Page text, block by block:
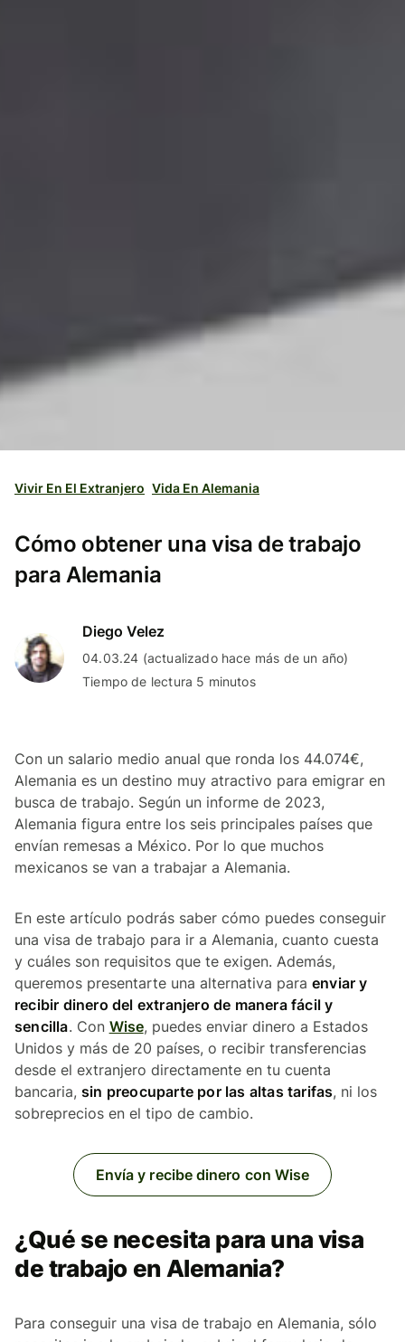
Vivir En El Extranjero Vida En Alemania
Cómo obtener una visa de trabajo
para Alemania
Diego Velez
04.03.24 (actualizado hace más de un año)
Tiempo de lectura 5 minutos
Con un salario medio anual que ronda los 44.074€,
Alemania es un destino muy atractivo para emigrar en
busca de trabajo. Según un informe de 2023,
Alemania figura entre los seis principales países que
envían remesas a México. Por lo que muchos
mexicanos se van a trabajar a Alemania.
En este artículo podrás saber cómo puedes conseguir
una visa de trabajo para ir a Alemania, cuanto cuesta
y cuáles son requisitos que te exigen. Además,
queremos presentarte una alternativa para enviar y
recibir dinero del extranjero de manera fácil y
sencilla. Con Wise, puedes enviar dinero a Estados
Unidos y más de 20 países, o recibir transferencias
desde el extranjero directamente en tu cuenta
bancaria, sin preocuparte por las altas tarifas, ni los
sobreprecios en el tipo de cambio.
Envía y recibe dinero con Wise
¿Qué se necesita para una visa
de trabajo en Alemania?
Para conseguir una visa de trabajo en Alemania, sólo